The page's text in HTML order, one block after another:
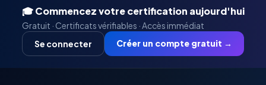
🎓 Commencez votre certification aujourd'hui
Gratuit · Certificats vérifiables · Accès immédiat
Se connecter
Créer un compte gratuit →